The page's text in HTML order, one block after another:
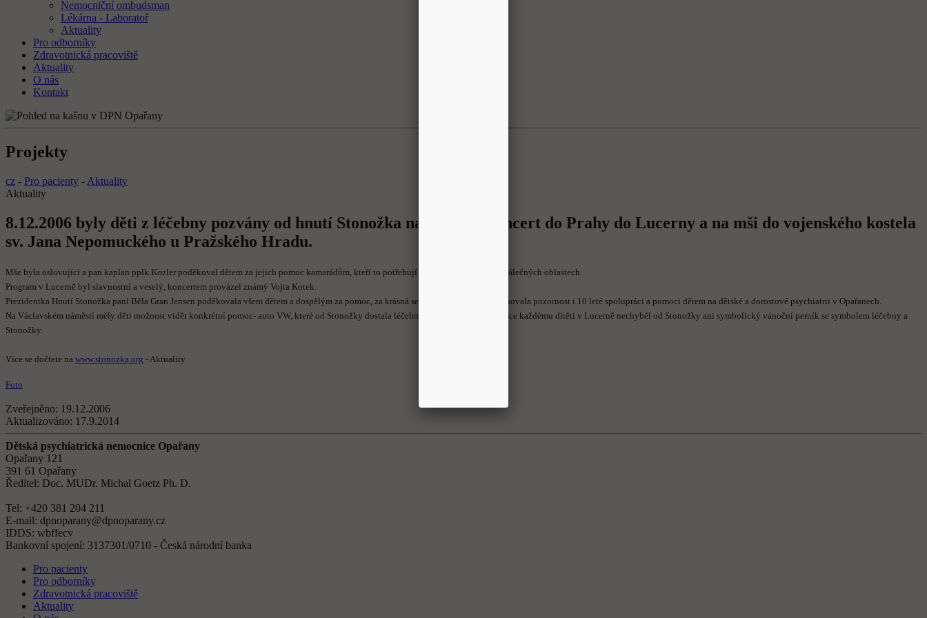
Nemocniční ombudsman
Lékárna - Laboratoř
Aktuality
Pro odborníky
Zdravotnická pracoviště
Aktuality
O nás
Kontakt
Projekty
cz - Pro pacienty - Aktuality
Aktuality
8.12.2006 byly děti z léčebny pozvány od hnutí Stonožka na vánoční koncert do Prahy do Lucerny a na mši do vojenského kostela
sv. Jana Nepomuckého u Pražského Hradu.
Mše byla oslovující a pan kaplan pplk.Kozler poděkoval dětem za jejich pomoc kamarádům, kteří to potřebují , ať už v ČR nebo v poválečných oblastech.
Program v Lucerně byl slavnostní a veselý, koncertem provázel známý Vojta Kotek.
Prezidentka Hnutí Stonožka paní Běla Gran Jensen poděkovala všem dětem a dospělým za pomoc, za krásná setkávání během roku.Věnovala pozornost i 10 leté spolupráci a pomoci dětem na dětské a dorostové psychiatrii v Opařanech.
Na Václavském náměstí měly děti možnost vidět konkrétní pomoc- auto VW, které od Stonožky dostala léčebna Opařany.V dárkové tašce každému dítěti v Lucerně nechyběl od Stonožky ani symbolický vánoční perník se symbolem léčebny a
Stonožky.
Více se dočtete na www.stonozka.org - Aktuality
Foto
Zveřejněno: 19.12.2006
Aktualizováno: 17.9.2014
Dětská psychiatrická nemocnice Opařany
Opařany 121
391 61 Opařany
Ředitel: Doc. MUDr. Michal Goetz Ph. D.
Tel: +420 381 204 211
E-mail: dpnoparany@dpnoparany.cz
IDDS: wbffecv
Bankovní spojení: 3137301/0710 - Česká národní banka
Pro pacienty
Pro odborníky
Zdravotnická pracoviště
Aktuality